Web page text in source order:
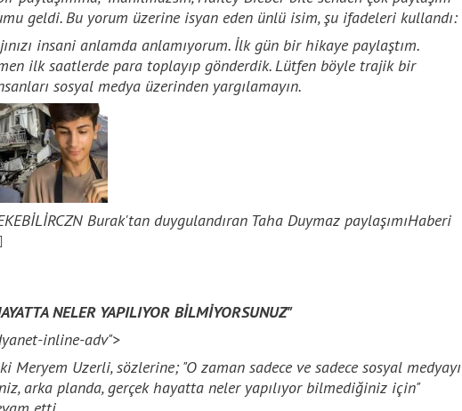
geldi. Bu yorum üzerine isyan eden ünlü isim, şu ifadeleri kullandı:
insani anlamda anlamıyorum. İlk gün bir hikaye paylaştım.
ilk saatlerde para toplayıp gönderdik. Lütfen böyle trajik bir
sosyal medya üzerinden yargılamayın.
CZN Burak'tan duygulandıran Taha Duymaz paylaşımıHaberi
NELER YAPILIYOR BİLMİYORSUNUZ"
inline-adv">
Meryem Uzerli, sözlerine; "O zaman sadece ve sadece sosyal medyayı
arka planda, gerçek hayatta neler yapılıyor bilmediğiniz için"